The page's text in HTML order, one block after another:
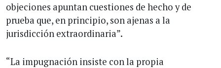
objeciones apuntan cuestiones de hecho y de
prueba que, en principio, son ajenas a la
jurisdicción extraordinaria”.
“La impugnación insiste con la propia